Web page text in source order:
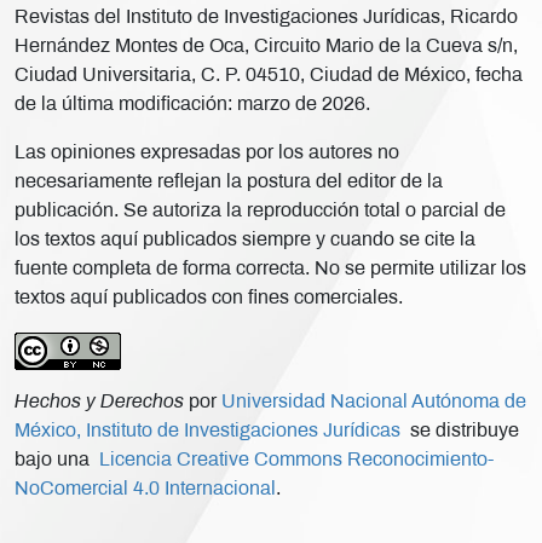
Revistas del Instituto de Investigaciones Jurídicas, Ricardo
Hernández Montes de Oca, Circuito Mario de la Cueva s/n,
Ciudad Universitaria, C. P. 04510, Ciudad de México, fecha
de la última modificación: marzo de 2026.
Las opiniones expresadas por los autores no
necesariamente reflejan la postura del editor de la
publicación. Se autoriza la reproducción total o parcial de
los textos aquí publicados siempre y cuando se cite la
fuente completa de forma correcta. No se permite utilizar los
textos aquí publicados con fines comerciales.
Hechos y Derechos por Universidad Nacional Autónoma de
México, Instituto de Investigaciones Jurídicas se distribuye
bajo una
Licencia Creative Commons Reconocimiento-
NoComercial 4.0 Internacional .